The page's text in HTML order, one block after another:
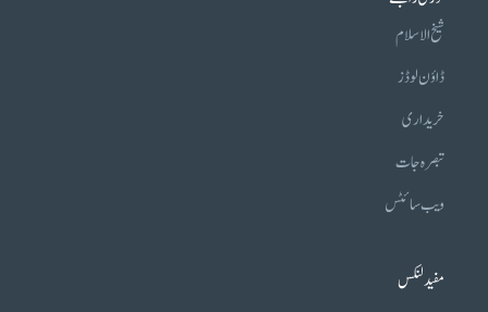
شیخ الاسلام
ڈاؤن لوڈز
خریداری
تبصرہ جات
ویب سائٹس
مفید لنکس